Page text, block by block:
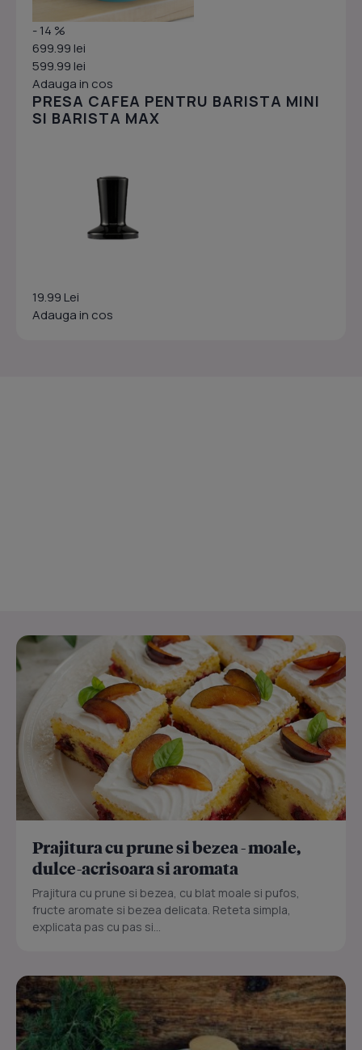
- 14 %
699.99 lei
599.99 lei
Adauga in cos
PRESA CAFEA PENTRU BARISTA MINI
SI BARISTA MAX
19.99 Lei
Adauga in cos
Prajitura cu prune si bezea - moale,
dulce-acrisoara si aromata
Prajitura cu prune si bezea, cu blat moale si pufos,
fructe aromate si bezea delicata. Reteta simpla,
explicata pas cu pas si...